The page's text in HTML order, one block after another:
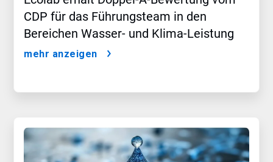
CDP für das Führungsteam in den
Bereichen Wasser- und Klima-Leistung
mehr anzeigen